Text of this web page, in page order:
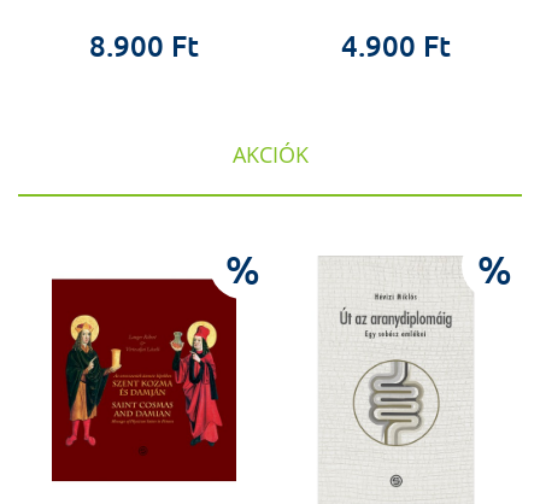
8.900 Ft 4.900 Ft
AKCIÓK
% %